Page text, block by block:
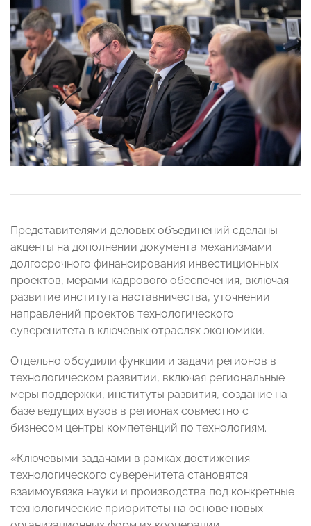
Представителями деловых объединений сделаны
акценты на дополнении документа механизмами
долгосрочного финансирования инвестиционных
проектов, мерами кадрового обеспечения, включая
развитие института наставничества, уточнении
направлений проектов технологического
суверенитета в ключевых отраслях экономики.
Отдельно обсудили функции и задачи регионов в
технологическом развитии, включая региональные
меры поддержки, институты развития, создание на
базе ведущих вузов в регионах совместно с
бизнесом центры компетенций по технологиям.
«Ключевыми задачами в рамках достижения
технологического суверенитета становятся
взаимоувязка науки и производства под конкретные
технологические приоритеты на основе новых